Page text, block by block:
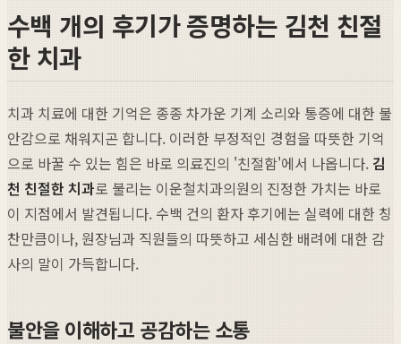
수백 개의 후기가 증명하는 김천 친절
한 치과
치과 치료에 대한 기억은 종종 차가운 기계 소리와 통증에 대한 불
안감으로 채워지곤 합니다. 이러한 부정적인 경험을 따뜻한 기억
으로 바꿀 수 있는 힘은 바로 의료진의 '친절함'에서 나옵니다. 김
천 친절한 치과로 불리는 이운철치과의원의 진정한 가치는 바로
이 지점에서 발견됩니다. 수백 건의 환자 후기에는 실력에 대한 칭
찬만큼이나, 원장님과 직원들의 따뜻하고 세심한 배려에 대한 감
사의 말이 가득합니다.
불안을 이해하고 공감하는 소통